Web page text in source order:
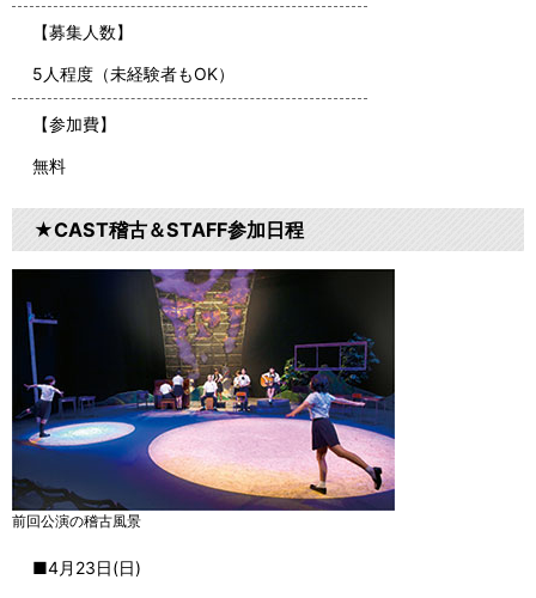
【募集人数】
5人程度（未経験者もOK）
【参加費】
無料
★CAST稽古＆STAFF参加日程
前回公演の稽古風景
■4月23日(日)